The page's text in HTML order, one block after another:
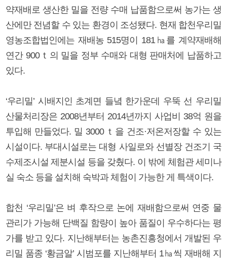
약재배로 생산한 밀을 전량 수매 납품함으로써 농가는 생
산에만 전념할 수 있는 환경이 조성됐다. 현재 합천우리밀
영농조합법인에는 재배농 515명이 181㏊를 계약재배해
연간 900ｔ의 밀을 정부 수매와 대형 판매처에 납품하고
있다.
‘우리밀’ 시배지인 초계면 들녘 한가운데 우뚝 선 우리밀
산물처리장은 2008년부터 2014년까지 사업비 38억 원을
투입해 만들었다. 밀 3000ｔ을 건조·저온저장할 수 있는
시설이다. 부대시설로는 대형 사일로와 선별장 건조기 국
수제조시설 제분시설 등을 갖췄다. 이 밖에 체험관 세미나
실 숙소 등을 설치해 숙박과 체험이 가능한 게 특색이다.
합천 ‘우리밀’은 벼 후작으로 논에 재배함으로써 연중 물
관리가 가능해 단백질 함량이 높아 품질이 우수하다는 평
가를 받고 있다. 지난해부터는 농촌진흥청에서 개발된 우
리밀 품종 ‘황금알’ 시범포를 지난해부터 1㏊씩 재배해 지